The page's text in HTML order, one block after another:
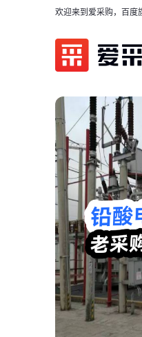
欢迎来到爱采购，百度